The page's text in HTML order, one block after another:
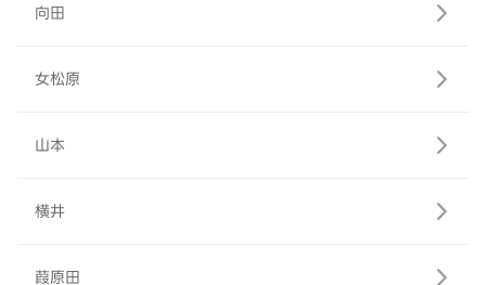
向田
女松原
山本
横井
葭原田